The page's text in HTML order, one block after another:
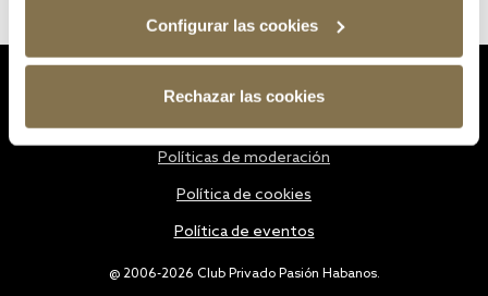
Configurar las cookies
Rechazar las cookies
@ 2006-2026 Club Privado Pasión Habanos.
Políticas de moderación
Política de cookies
Política de eventos